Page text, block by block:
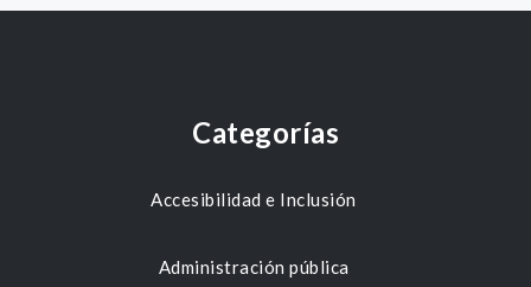
Categorías
Accesibilidad e Inclusión
Administración pública